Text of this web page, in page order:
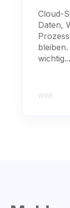
Cloud-
Daten,
wichtig...
WIRE